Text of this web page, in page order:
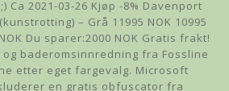
2021-03-26 Kjøp -8% Davenport
– Grå 11995 NOK 10995
Du sparer:2000 NOK Gratis frakt!
baderomsinnredning fra Fossline
etter eget fargevalg. Microsoft
en gratis obfuscator fra